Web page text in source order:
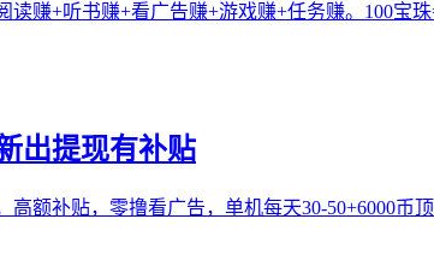
赚+听书赚+看广告赚+游戏赚+任务赚。100宝
出提现有补贴
额补贴，零撸看广告，单机每天30-50+6000币